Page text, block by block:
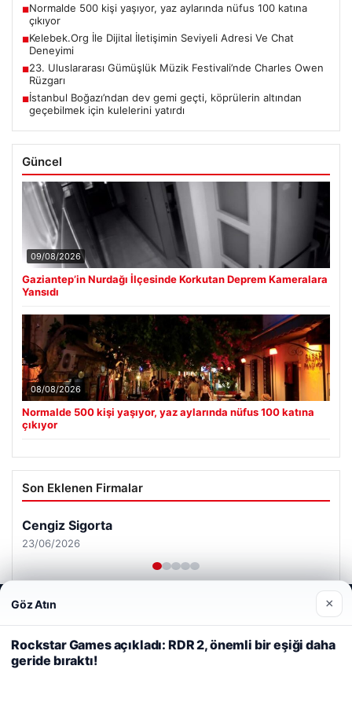
■Normalde 500 kişi yaşıyor, yaz aylarında nüfus 100 katına
çıkıyor
■Kelebek.Org İle Dijital İletişimin Seviyeli Adresi Ve Chat
Deneyimi
■23. Uluslararası Gümüşlük Müzik Festivali’nde Charles Owen
Rüzgarı
■İstanbul Boğazı’ndan dev gemi geçti, köprülerin altından
geçebilmek için kulelerini yatırdı
Güncel
09/08/2026
Gaziantep’in Nurdağı İlçesinde Korkutan Deprem Kameralara
Yansıdı
08/08/2026
Normalde 500 kişi yaşıyor, yaz aylarında nüfus 100 katına
çıkıyor
Son Eklenen Firmalar
Cengiz Sigorta
23/06/2026
© 2026 Haber Gündemi – Güncel Haberler
Web sitemizi nasıl kullandığınızı daha iyi anlayabilmek,
deneyiminizi kişiselleştirmek ve geliştirmek amacıyla çerezler
kullanıyoruz.
Çerez Politikamız
Reddet
Göz Atın ×
Rockstar Games açıkladı: RDR 2, önemli bir eşiği daha
geride bıraktı!